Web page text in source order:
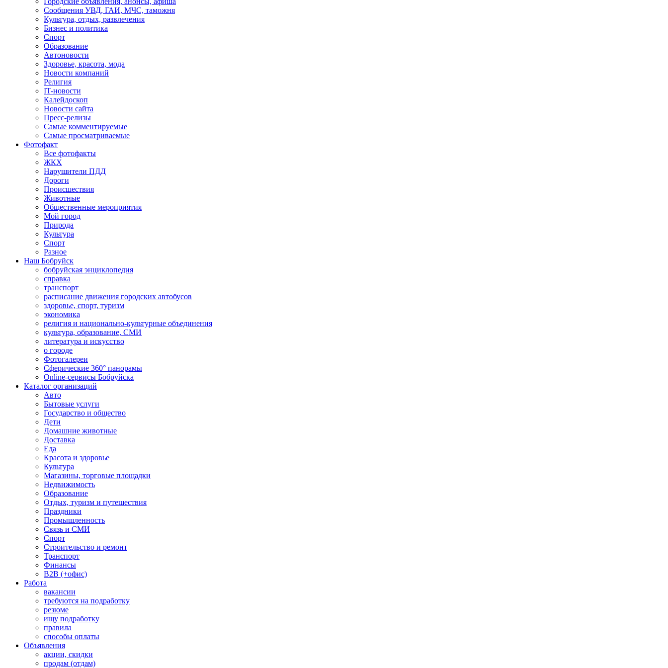
Сообщения УВД, ГАИ, МЧС, таможня
Культура, отдых, развлечения
Бизнес и политика
Спорт
Образование
Автоновости
Здоровье, красота, мода
Новости компаний
Религия
IT-новости
Калейдоскоп
Новости сайта
Пресс-релизы
Самые комментируемые
Самые просматриваемые
Фотофакт
Все фотофакты
ЖКХ
Нарушители ПДД
Дороги
Происшествия
Животные
Общественные мероприятия
Мой город
Природа
Культура
Спорт
Разное
Наш Бобруйск
бобруйская энциклопедия
справка
транспорт
расписание движения городских автобусов
здоровье, спорт, туризм
экономика
религия и национально-культурные объединения
культура, образование, СМИ
литература и искусство
о городе
Фотогалереи
Сферические 360° панорамы
Online-сервисы Бобруйска
Каталог организаций
Авто
Бытовые услуги
Государство и общество
Дети
Домашние животные
Доставка
Еда
Красота и здоровье
Культура
Магазины, торговые площадки
Недвижимость
Образование
Отдых, туризм и путешествия
Праздники
Промышленность
Связь и СМИ
Спорт
Строительство и ремонт
Транспорт
Финансы
B2B (+офис)
Работа
вакансии
требуются на подработку
резюме
ищу подработку
правила
способы оплаты
Объявления
акции, скидки
продам (отдам)